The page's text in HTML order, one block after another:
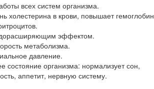
всех систем организма.
холестерина в крови, повышает гемоглобин
эффектом.
метаболизма.
давление.
состояние организма: нормализует сон,
аппетит, нервную систему.